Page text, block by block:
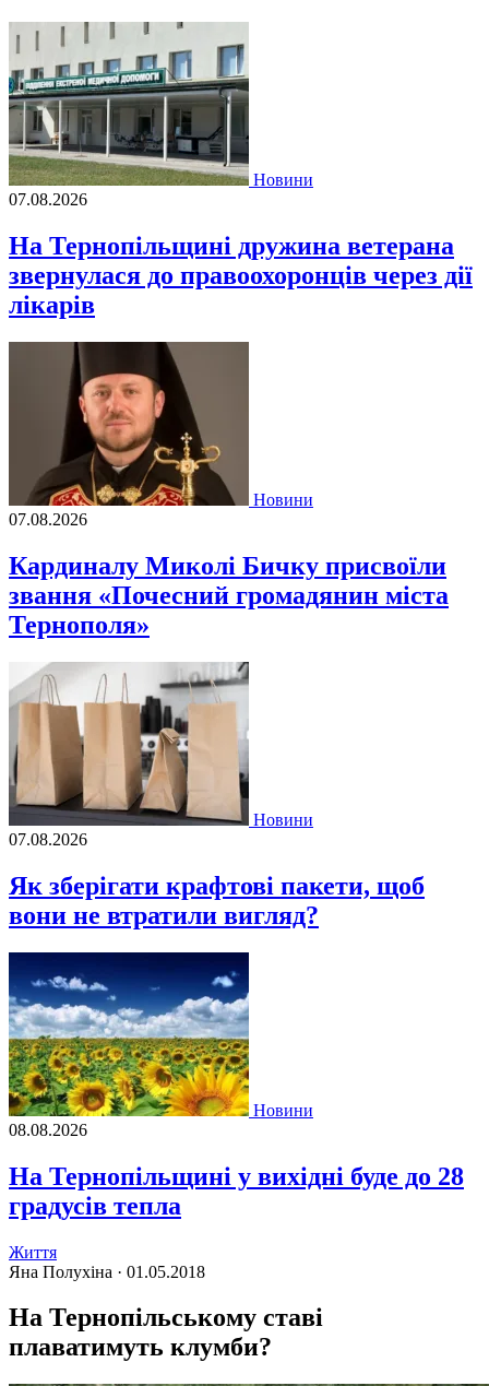
Новини
07.08.2026
На Тернопільщині дружина ветерана
звернулася до правоохоронців через дії
лікарів
Новини
07.08.2026
Кардиналу Миколі Бичку присвоїли
звання «Почесний громадянин міста
Тернополя»
Новини
07.08.2026
Як зберігати крафтові пакети, щоб
вони не втратили вигляд?
Новини
08.08.2026
На Тернопільщині у вихідні буде до 28
градусів тепла
Життя
Яна Полухіна · 01.05.2018
На Тернопільському ставі
плаватимуть клумби?